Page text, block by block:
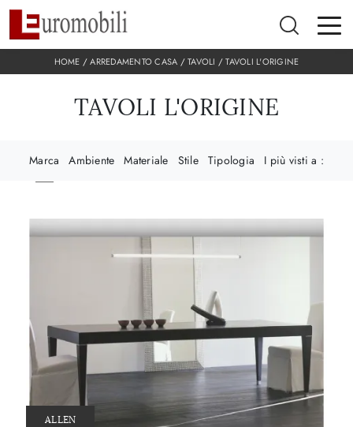
HOME /ARREDAMENTO CASA /TAVOLI /TAVOLI L'ORIGINE
TAVOLI L'ORIGINE
Marca Ambiente Materiale Stile Tipologia I più visti a :
ALLEN